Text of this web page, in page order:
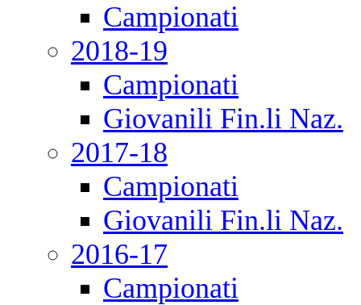
Campionati
2018-19
Campionati
Giovanili Fin.li Naz.
2017-18
Campionati
Giovanili Fin.li Naz.
2016-17
Campionati